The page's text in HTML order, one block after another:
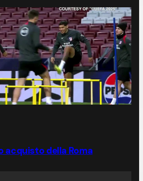
acquisto della Roma